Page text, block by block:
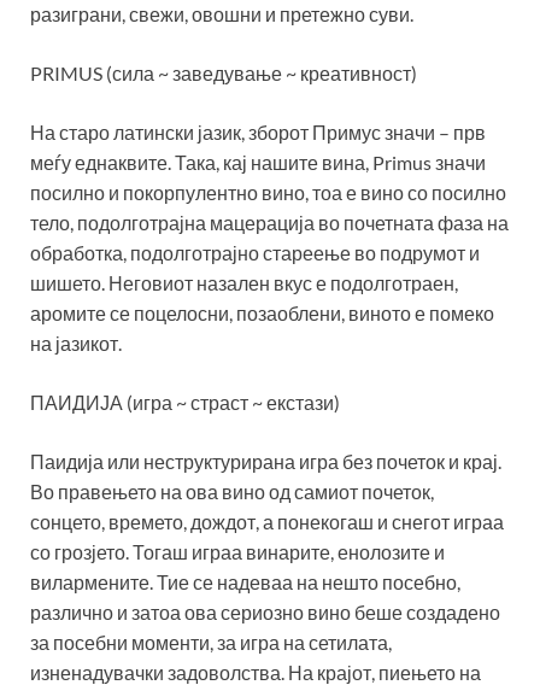
разиграни, свежи, овошни и претежно суви.
PRIMUS (сила ~ заведување ~ креативност)
На старо латински јазик, зборот Примус значи – прв
меѓу еднаквите. Така, кај нашите вина, Primus значи
посилно и покорпулентно вино, тоа е вино со посилно
тело, подолготрајна мацерација во почетната фаза на
обработка, подолготрајно стареење во подрумот и
шишето. Неговиот назален вкус е подолготраен,
аромите се поцелосни, позаоблени, виното е помеко
на јазикот.
ПАИДИЈА (игра ~ страст ~ екстази)
Паидија или неструктурирана игра без почеток и крај.
Во правењето на ова вино од самиот почеток,
сонцето, времето, дождот, а понекогаш и снегот играа
со грозјето. Тогаш играа винарите, енолозите и
вилармените. Тие се надеваа на нешто посебно,
различно и затоа ова сериозно вино беше создадено
за посебни моменти, за игра на сетилата,
изненадувачки задоволства. На крајот, пиењето на